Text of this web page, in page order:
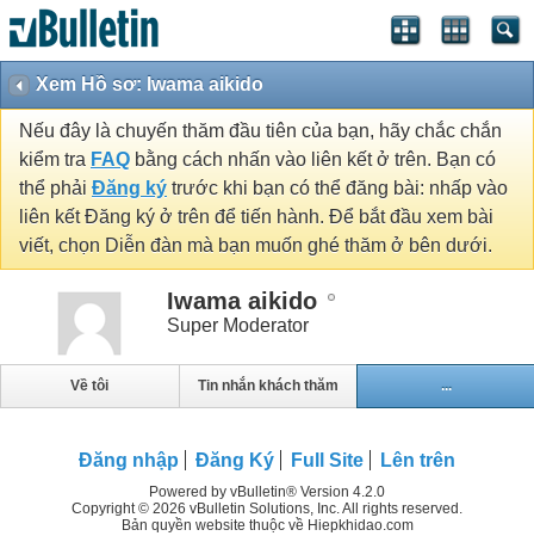
Xem Hồ sơ: Iwama aikido
Nếu đây là chuyến thăm đầu tiên của bạn, hãy chắc chắn
kiểm tra FAQ bằng cách nhấn vào liên kết ở trên. Bạn có
thể phải Đăng ký trước khi bạn có thể đăng bài: nhấp vào
liên kết Đăng ký ở trên để tiến hành. Để bắt đầu xem bài
viết, chọn Diễn đàn mà bạn muốn ghé thăm ở bên dưới.
Iwama aikido
Super Moderator
Về tôi Tin nhắn khách thăm ...
Đăng nhập Đăng Ký Full Site Lên trên
Powered by vBulletin® Version 4.2.0
Copyright © 2026 vBulletin Solutions, Inc. All rights reserved.
Bản quyền website thuộc về Hiepkhidao.com